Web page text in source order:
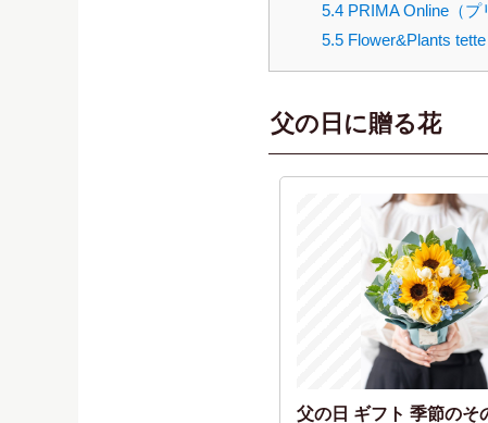
5.4PRIMA Online（プ
5.5Flower&Plants tette
父の日に贈る花
父の日 ギフト 季節のそ